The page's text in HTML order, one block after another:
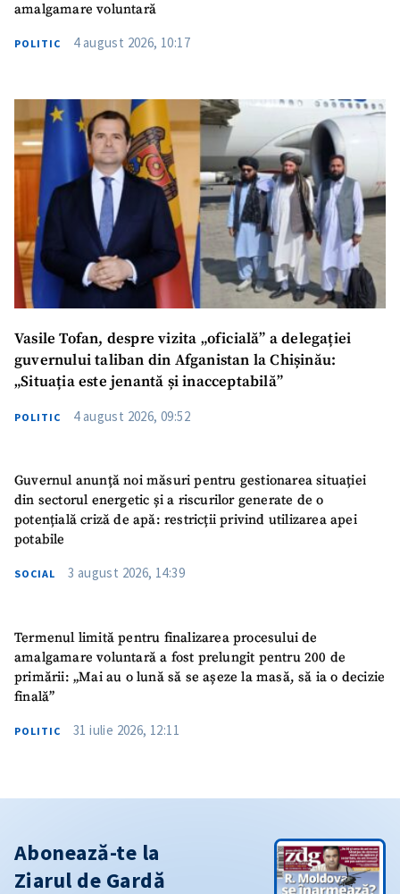
amalgamare voluntară
POLITIC 4 august 2026, 10:17
Vasile Tofan, despre vizita „oficială” a delegației
guvernului taliban din Afganistan la Chișinău:
„Situația este jenantă și inacceptabilă”
POLITIC 4 august 2026, 09:52
Guvernul anunță noi măsuri pentru gestionarea situației
din sectorul energetic și a riscurilor generate de o
potențială criză de apă: restricții privind utilizarea apei
potabile
SOCIAL 3 august 2026, 14:39
Termenul limită pentru finalizarea procesului de
amalgamare voluntară a fost prelungit pentru 200 de
primării: „Mai au o lună să se așeze la masă, să ia o decizie
finală”
POLITIC 31 iulie 2026, 12:11
Abonează-te la
Ziarul de Gardă